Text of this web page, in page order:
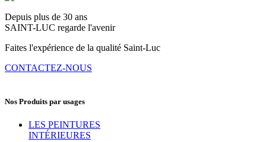
Depuis plus de 30 ans
SAINT-LUC regarde l'avenir
Faites l'expérience de la qualité Saint-Luc
CONTACTEZ-NOUS
Nos Produits par usages
LES PEINTURES
INTÉRIEURES